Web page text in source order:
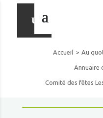
Accueil Au
Annuaire
Comité des fêtes